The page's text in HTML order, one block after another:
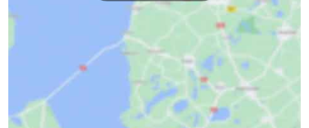
Speeltuinen
Minigolfbanen
Natuur